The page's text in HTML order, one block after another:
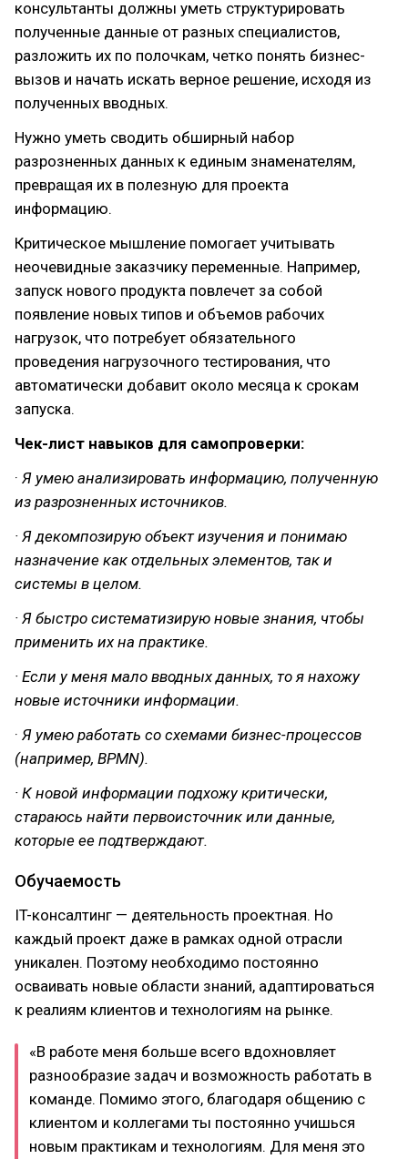
консультанты должны уметь структурировать
полученные данные от разных специалистов,
разложить их по полочкам, четко понять бизнес-
вызов и начать искать верное решение, исходя из
полученных вводных.
Нужно уметь сводить обширный набор
разрозненных данных к единым знаменателям,
превращая их в полезную для проекта
информацию.
Критическое мышление помогает учитывать
неочевидные заказчику переменные. Например,
запуск нового продукта повлечет за собой
появление новых типов и объемов рабочих
нагрузок, что потребует обязательного
проведения нагрузочного тестирования, что
автоматически добавит около месяца к срокам
запуска.
Чек-лист навыков для самопроверки:
· Я умею анализировать информацию, полученную
из разрозненных источников.
· Я декомпозирую объект изучения и понимаю
назначение как отдельных элементов, так и
системы в целом.
· Я быстро систематизирую новые знания, чтобы
применить их на практике.
· Если у меня мало вводных данных, то я нахожу
новые источники информации.
· Я умею работать со схемами бизнес-процессов
(например, BPMN).
· К новой информации подхожу критически,
стараюсь найти первоисточник или данные,
которые ее подтверждают.
Обучаемость
IT-консалтинг — деятельность проектная. Но
каждый проект даже в рамках одной отрасли
уникален. Поэтому необходимо постоянно
осваивать новые области знаний, адаптироваться
к реалиям клиентов и технологиям на рынке.
«В работе меня больше всего вдохновляет
разнообразие задач и возможность работать в
команде. Помимо этого, благодаря общению с
клиентом и коллегами ты постоянно учишься
новым практикам и технологиям. Для меня это